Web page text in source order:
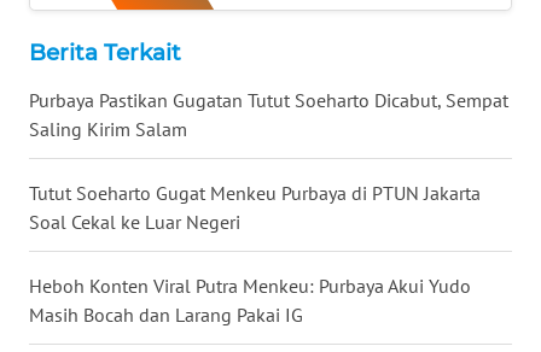
Berita Terkait
Purbaya Pastikan Gugatan Tutut Soeharto Dicabut, Sempat
Saling Kirim Salam
Tutut Soeharto Gugat Menkeu Purbaya di PTUN Jakarta
Soal Cekal ke Luar Negeri
Heboh Konten Viral Putra Menkeu: Purbaya Akui Yudo
Masih Bocah dan Larang Pakai IG
WN
JOGJA
WN
JATIM
WN
BALI
WN
KALBAR